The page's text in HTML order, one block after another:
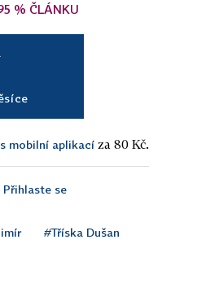
% ČLÁNKU
mobilní aplikací za 80 Kč.
Přihlaste se
#Tříska Dušan